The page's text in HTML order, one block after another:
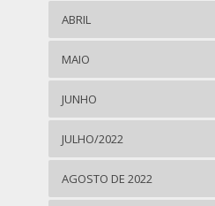
ABRIL
MAIO
JUNHO
JULHO/2022
AGOSTO DE 2022